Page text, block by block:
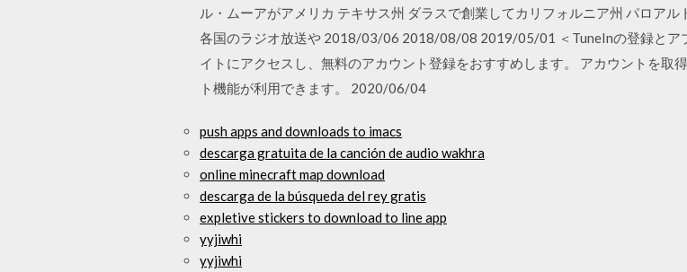
ル・ムーアがアメリカ テキサス州 ダラスで創業してカリフォルニア州 パロア
各国のラジオ放送や 2018/03/06 2018/08/08 2019/05/01 ＜TuneInの登録とア
イトにアクセスし、無料のアカウント登録をおすすめします。 アカウントを取
ト機能が利用できます。 2020/06/04
push apps and downloads to imacs
descarga gratuita de la canción de audio wakhra
online minecraft map download
descarga de la búsqueda del rey gratis
expletive stickers to download to line app
yyjiwhi
yyjiwhi